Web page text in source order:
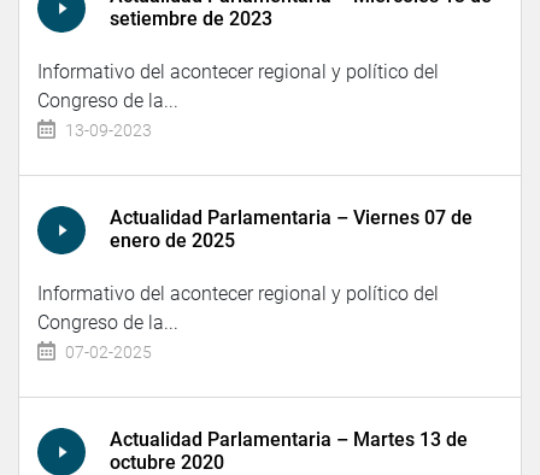
setiembre de 2023
Informativo del acontecer regional y político del
Congreso de la...
13-09-2023
Actualidad Parlamentaria – Viernes 07 de
enero de 2025
Informativo del acontecer regional y político del
Congreso de la...
07-02-2025
Actualidad Parlamentaria – Martes 13 de
octubre 2020